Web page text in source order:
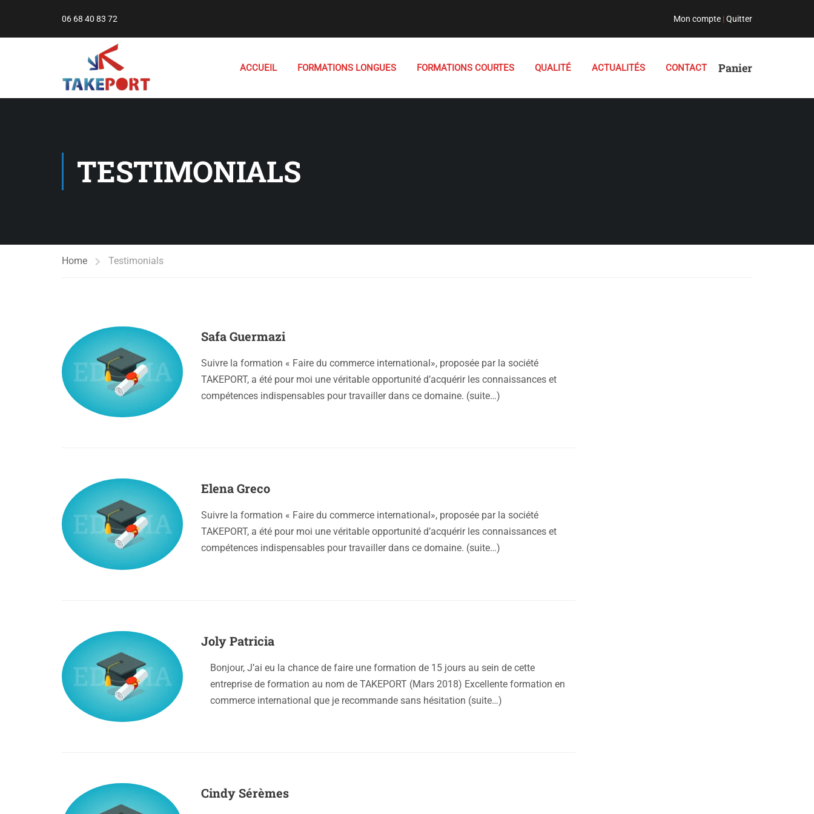
06 68 40 83 72 Mon compte |Quitter
ACCUEIL FORMATIONS LONGUES FORMATIONS COURTES QUALITÉ ACTUALITÉS CONTACT Panier
TESTIMONIALS
Home Testimonials
Safa Guermazi
Suivre la formation « Faire du commerce international», proposée par la société
TAKEPORT, a été pour moi une véritable opportunité d’acquérir les connaissances et
compétences indispensables pour travailler dans ce domaine. (suite…)
Elena Greco
Suivre la formation « Faire du commerce international», proposée par la société
TAKEPORT, a été pour moi une véritable opportunité d’acquérir les connaissances et
compétences indispensables pour travailler dans ce domaine. (suite…)
Joly Patricia
Bonjour, J’ai eu la chance de faire une formation de 15 jours au sein de cette
entreprise de formation au nom de TAKEPORT (Mars 2018) Excellente formation en
commerce international que je recommande sans hésitation (suite…)
Cindy Sérèmes